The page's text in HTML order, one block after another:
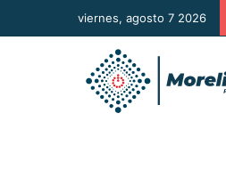
viernes, agosto 7 2026